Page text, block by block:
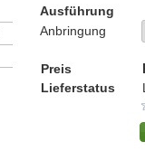
Ausführung
Anbringung
Preis
Lieferstatus